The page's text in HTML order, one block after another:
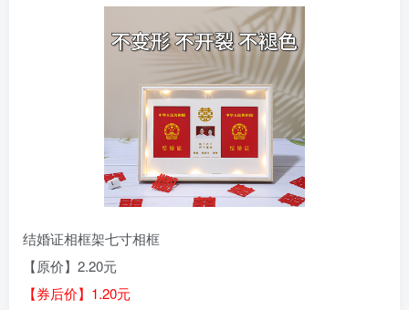
结婚证相框架七寸相框
【原价】2.20元
【券后价】1.20元